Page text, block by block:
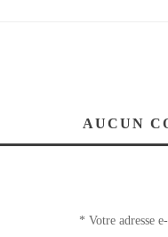
AUCUN
Votre adresse
*